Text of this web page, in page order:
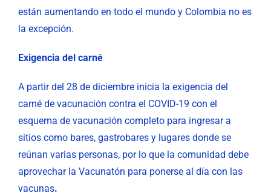
están aumentando en todo el mundo y Colombia no es
la excepción.
Exigencia del carné
A partir del 28 de diciembre inicia la exigencia del
carné de vacunación contra el COVID-19 con el
esquema de vacunación completo para ingresar a
sitios como bares, gastrobares y lugares donde se
reúnan varias personas, por lo que la comunidad debe
aprovechar la Vacunatón para ponerse al día con las
vacunas.